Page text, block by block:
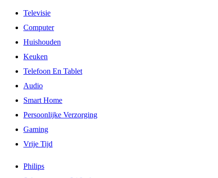
Televisie
Computer
Huishouden
Keuken
Telefoon En Tablet
Audio
Smart Home
Persoonlijke Verzorging
Gaming
Vrije Tijd
Philips